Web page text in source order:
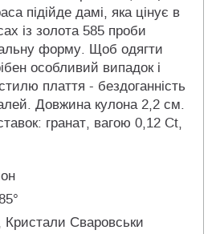
підійде дамі, яка цінує в
із золота 585 проби
форму. Щоб одягти
особливий випадок і
плаття - бездоганність
Довжина кулона 2,2 см.
гранат, вагою 0,12 Ct,
Кристали Сваровськи